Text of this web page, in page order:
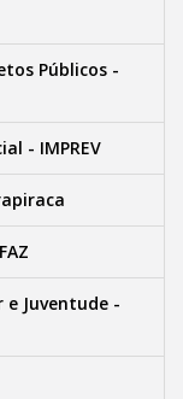
Públicos -
- IMPREV
Juventude -